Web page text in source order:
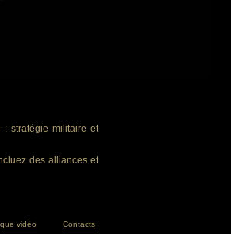
: stratégie militaire et
des alliances et
vidéo Contacts